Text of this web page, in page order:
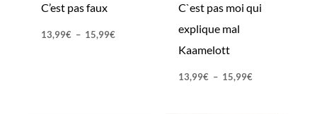
C’est pas faux
13,99€ – 15,99€
C`est pas moi qui
explique mal
Kaamelott
13,99€ – 15,99€